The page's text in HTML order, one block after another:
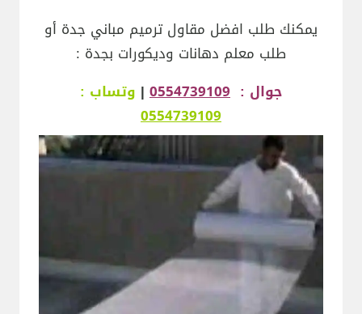
يمكنك طلب افضل مقاول ترميم مباني جدة أو
طلب معلم دهانات وديكورات بجدة :
جوال : 0554739109
| وتساب :
0554739109